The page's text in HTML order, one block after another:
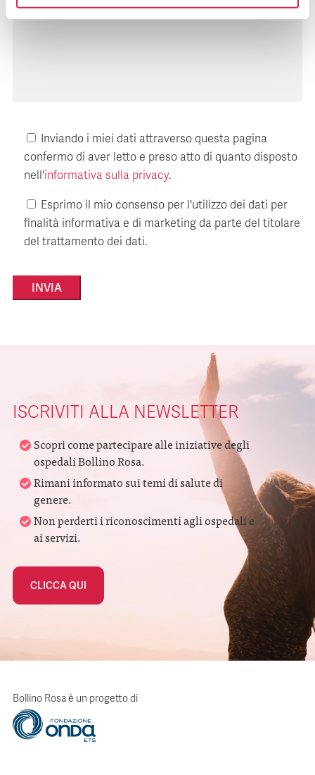
Inviando i miei dati attraverso questa pagina
confermo di aver letto e preso atto di quanto disposto
nell'informativa sulla privacy.
Esprimo il mio consenso per l'utilizzo dei dati per
finalità informativa e di marketing da parte del titolare
del trattamento dei dati.
ISCRIVITI ALLA NEWSLETTER
Scopri come partecipare alle iniziative degli
ospedali Bollino Rosa.
Rimani informato sui temi di salute di
genere.
Non perderti i riconoscimenti agli ospedali e
ai servizi.
CLICCA QUI
Bollino Rosa è un progetto di